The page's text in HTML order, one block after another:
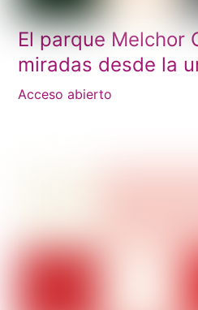
El parque Melchor
miradas desde la
Acceso abierto